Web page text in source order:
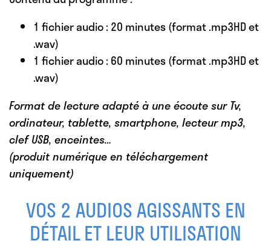
1 fichier audio : 20 minutes (format .mp3HD et
.wav)
1 fichier audio : 60 minutes (format .mp3HD et
.wav)
Format de lecture adapté à une écoute sur Tv,
ordinateur, tablette, smartphone, lecteur mp3,
clef USB, enceintes…
(produit numérique en téléchargement
uniquement)
VOS 2 AUDIOS AGISSANTS EN
DÉTAIL ET LEUR UTILISATION